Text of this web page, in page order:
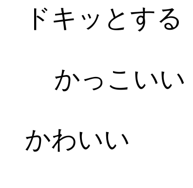
ドキッとする
かっこいい
かわいい